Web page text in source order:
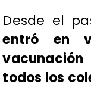
Desde el
entró en
todos los